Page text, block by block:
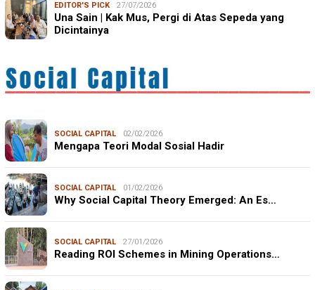
EDITOR'S PICK 27/07/2026
Una Sain | Kak Mus, Pergi di Atas Sepeda yang
Dicintainya
SOCIAL CAPITAL 02/02/2026
Mengapa Teori Modal Sosial Hadir
SOCIAL CAPITAL 01/02/2026
Why Social Capital Theory Emerged: An Es…
SOCIAL CAPITAL 27/01/2026
Reading ROI Schemes in Mining Operations…